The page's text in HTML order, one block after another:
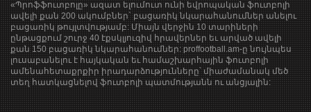
«Պրոֆֆուտբոլը» ազատ ելումուտ ունի եվրոպական ֆուտբոլի
ավելի քան 200 ակումբներ` բացառիկ նկարահանումներ անելու
բացառիկ թույլտվությամբ: Միայն վերջին 10 տարիների
ընթացքում շուրջ 40 էքսկլյուզիվ հրավերներ եւ արված ավելի
քան 150 բացառիկ նկարահանումներ: proffootball.am-ը նույնպես
լուսաբանելու է հայկական եւ համաշխարհային ֆուտբոլի
ամենահետաքրքիր իրադարձությունները՝ միաժամանակ մեծ
տեղ հատկացնելով ֆուտբոլի պատմությանն ու անցյալին: